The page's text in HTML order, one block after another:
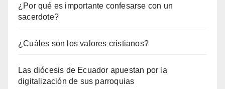
¿Por qué es importante confesarse con un
sacerdote?
¿Cuáles son los valores cristianos?
Las diócesis de Ecuador apuestan por la
digitalización de sus parroquias